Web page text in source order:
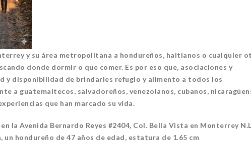
y su área metropolitana a hondureños, haitianos o cualquier
donde dormir o que comer. Es por eso que, asociaciones y
y disponibilidad de brindarles refugio y alimento a todos los
a guatemaltecos, salvadoreños, venezolanos, cubanos,
que han marcado su vida.
la Avenida Bernardo Reyes #2404, Col. Bella Vista en Monterrey
hondureño de 47 años de edad, estatura de 1.65 cm
CANTERA